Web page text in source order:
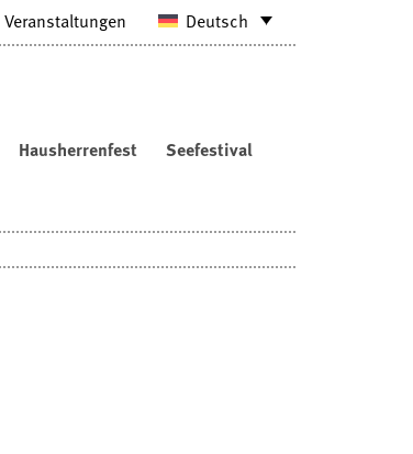
Deutsch
Veranstaltungen
Hausherrenfest Seefestival